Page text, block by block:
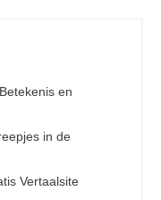
en
in de
Vertaalsite